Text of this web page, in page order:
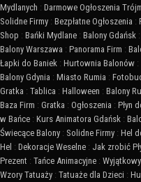
Mydlanych : Darmowe Ogłoszenia
Solidne Firmy : Bezpłatne Ogłoszenia :
Shop : Bańki Mydlane : Balony Gdańsk :
Balony Warszawa : Panorama Firm :
Łapki do Baniek : Hurtownia Balonów :
Balony Gdynia : Miasto Rumia :
Gratka : Tablica : Halloween : Balony
Baza Firm : Gratka : Ogłoszenia : Płyn
w Bańce : Kurs Animatora Gdańsk :
Świecące Balony : Solidne Firmy : Hel
Hel : Dekoracje Weselne : Jak zrobić
Prezent : Tańce Animacyjne :
Wzory Tatuaży : Tatuaże dla Dzieci :